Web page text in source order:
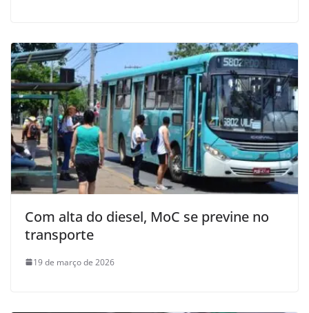
Com alta do diesel, MoC se previne no
transporte
19 de março de 2026